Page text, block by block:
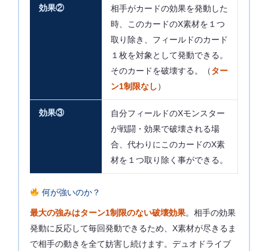
効果②
相手がカードの効果を発動した
時、このカードのX素材を１つ
取り除き、フィールドのカード
１枚を対象として発動できる。
そのカードを破壊する。（ター
ン1制限なし）
効果③
自分フィールドのXモンスター
が戦闘・効果で破壊される場
合、代わりにこのカードのX素
材を１つ取り除く事ができる。
何が強いのか？
最大の強みはターン1制限のない破壊効果。相手の効果
発動に反応して毎回発動できるため、X素材が尽きるま
で相手の動きを全て妨害し続けます。デュオドライブ